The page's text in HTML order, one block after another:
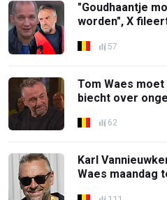
"Goudhaantje
worden", X
57
Tom Waes
biecht over
62
Karl
Waes maandag